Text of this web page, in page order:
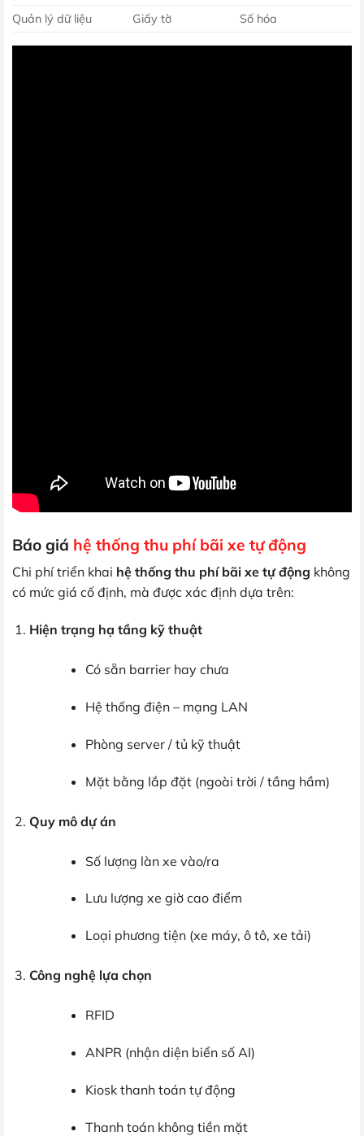
Quản lý dữ liệu
Giấy tờ Số hóa
Báo giá hệ thống thu phí bãi xe tự động
Chi phí triển khai hệ thống thu phí bãi xe tự động không
có mức giá cố định, mà được xác định dựa trên:
Hiện trạng hạ tầng kỹ thuật
Có sẵn barrier hay chưa
Hệ thống điện – mạng LAN
Phòng server / tủ kỹ thuật
Mặt bằng lắp đặt (ngoài trời / tầng hầm)
Quy mô dự án
Số lượng làn xe vào/ra
Lưu lượng xe giờ cao điểm
Loại phương tiện (xe máy, ô tô, xe tải)
Công nghệ lựa chọn
RFID
ANPR (nhận diện biển số AI)
Kiosk thanh toán tự động
Thanh toán không tiền mặt